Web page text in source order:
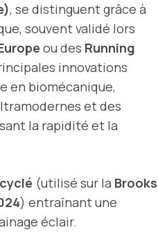
, se distinguent grâce à
souvent validé lors
ou des Running
innovations
en biomécanique,
et des
la rapidité et la
(utilisé sur la Brooks
) entraînant une
éclair.